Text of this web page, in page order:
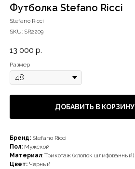
Футболка Stefano Ricci
Stefano Ricci
SKU: SR2209
13 000 р.
Размер
ДОБАВИТЬ В КОРЗИНУ
Бренд: Stefano Ricci
Пол: Мужской
Материал: Трикотаж (хлопок шлифованный)
Цвет: Черный